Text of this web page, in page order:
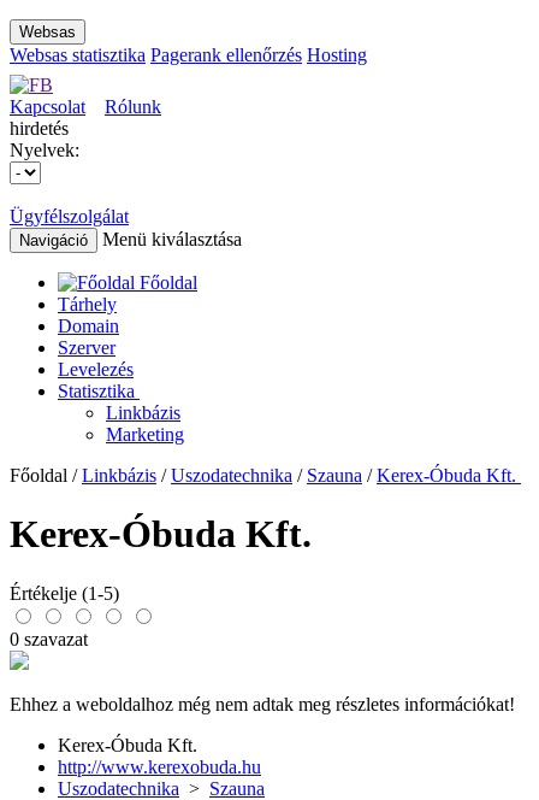
Websas
Websas statisztika Pagerank ellenőrzés Hosting
Kapcsolat
Rólunk
hirdetés
Nyelvek:
Ügyfélszolgálat
Navigáció Menü kiválasztása
Főoldal
Tárhely
Domain
Szerver
Levelezés
Statisztika
Linkbázis
Marketing
Főoldal /Linkbázis /Uszodatechnika / Szauna /Kerex-Óbuda Kft.
Kerex-Óbuda Kft.
Értékelje (1-5)
0 szavazat
Ehhez a weboldalhoz még nem adtak meg részletes információkat!
Kerex-Óbuda Kft.
http://www.kerexobuda.hu
Uszodatechnika > Szauna